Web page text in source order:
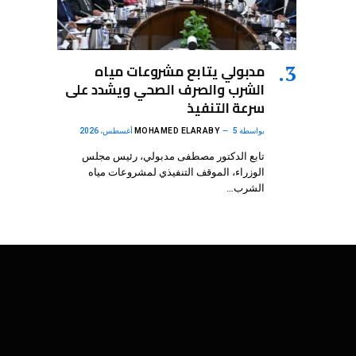
مدبولي يتابع مشروعات مياه
الشرب والصرف الصحي ويشدد على
سرعة التنفيذ
بواسطة MOHAMED ELARABY 5 أغسطس، 2026
تابع الدكتور مصطفى مدبولي، رئيس مجلس
الوزراء، الموقف التنفيذي لمشروعات مياه
الشرب…